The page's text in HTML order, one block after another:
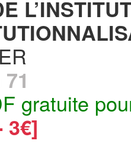
gratuite
3€]